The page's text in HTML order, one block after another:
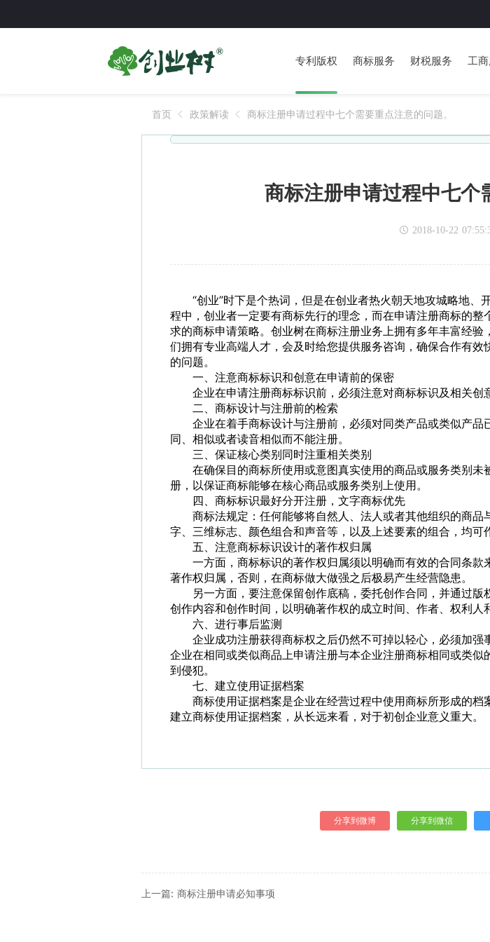
专利版权 商标服务 财税服务 工
首页 政策解读 商标注册申请过程中七个需要重点注意的问题。
商标注册申请过程中七个
2018-10-22
“创业”时下是个热词，但是在创业者热火朝天地攻城略地
程中，创业者一定要有商标先行的理念，而在申请注册商标的
求的商标申请策略。创业树在商标注册业务上拥有多年丰富经
们拥有专业高端人才，会及时给您提供服务咨询，确保合作有
的问题。
一、注意商标标识和创意在申请前的保密
企业在申请注册商标标识前，必须注意对商标标识及相关创
二、商标设计与注册前的检索
企业在着手商标设计与注册前，必须对同类产品或类似产
同、相似或者读音相似而不能注册。
三、保证核心类别同时注重相关类别
在确保目的商标所使用或意图真实使用的商品或服务类别
册，以保证商标能够在核心商品或服务类别上使用。
四、商标标识最好分开注册，文字商标优先
商标法规定：任何能够将自然人、法人或者其他组织的商
字、三维标志、颜色组合和声音等，以及上述要素的组合，均可
五、注意商标标识设计的著作权归属
一方面，商标标识的著作权归属须以明确而有效的合同条
著作权归属，否则，在商标做大做强之后极易产生经营隐患。
另一方面，要注意保留创作底稿，委托创作合同，并通过
创作内容和创作时间，以明确著作权的成立时间、作者、权利人
六、进行事后监测
企业成功注册获得商标权之后仍然不可掉以轻心，必须加
企业在相同或类似商品上申请注册与本企业注册商标相同或类
到侵犯。
七、建立使用证据档案
商标使用证据档案是企业在经营过程中使用商标所形成的
建立商标使用证据档案，从长远来看，对于初创企业意义重大。
分享到微博 分享到微信
上一篇: 商标注册申请必知事项